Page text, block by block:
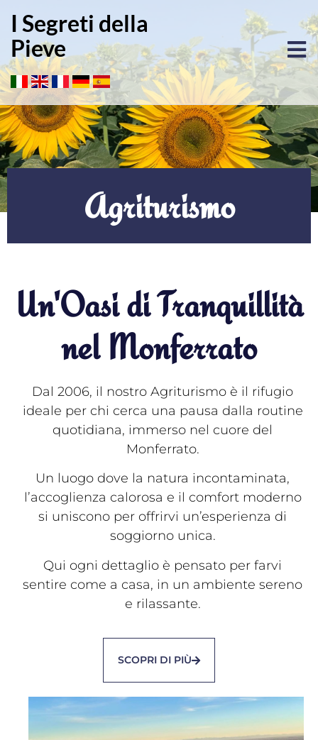
I Segreti della
Pieve
Agriturismo
Un'Oasi di Tranquillità
nel Monferrato
Dal 2006, il nostro Agriturismo è il rifugio
ideale per chi cerca una pausa dalla routine
quotidiana, immerso nel cuore del
Monferrato.
Un luogo dove la natura incontaminata,
l’accoglienza calorosa e il comfort moderno
si uniscono per offrirvi un’esperienza di
soggiorno unica.
Qui ogni dettaglio è pensato per farvi
sentire come a casa, in un ambiente sereno
e rilassante.
SCOPRI DI PIÙ